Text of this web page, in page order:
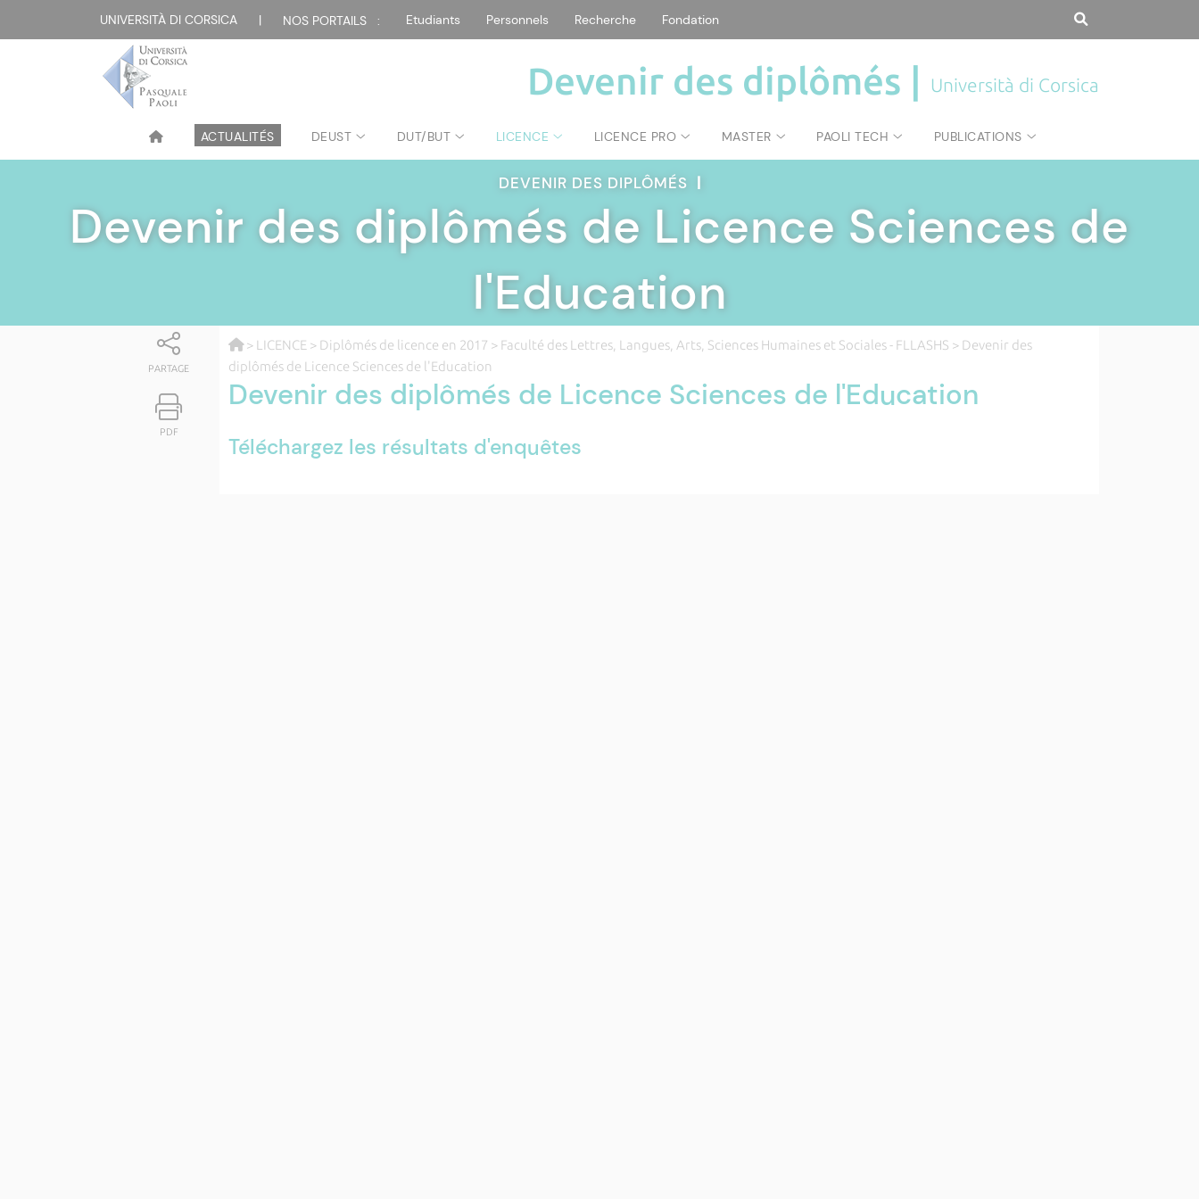
UNIVERSITÀ DI CORSICA | NOS PORTAILS : Etudiants Personnels Recherche Fondation
Devenir des diplômés | Università di Corsica
ACTUALITÉS DEUST DUT/BUT LICENCE LICENCE PRO MASTER PAOLI TECH PUBLICATIONS
DEVENIR DES DIPLÔMÉS |
Devenir des diplômés de Licence Sciences de
l'Education
PARTAGE
PDF
> LICENCE > Diplômés de licence en 2017 > Faculté des Lettres, Langues, Arts, Sciences Humaines et Sociales - FLLASHS > Devenir des
diplômés de Licence Sciences de l'Education
Devenir des diplômés de Licence Sciences de l'Education
Téléchargez les résultats d'enquêtes